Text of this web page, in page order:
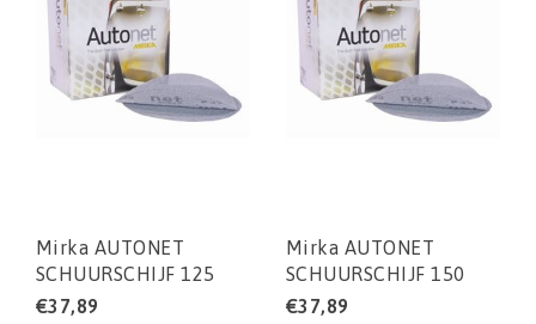
Mirka AUTONET
SCHUURSCHIJF 125
MM P180 (DOOS)
€37,89
Mirka AUTONET
SCHUURSCHIJF 150
MM P500 (DOOS)
€37,89